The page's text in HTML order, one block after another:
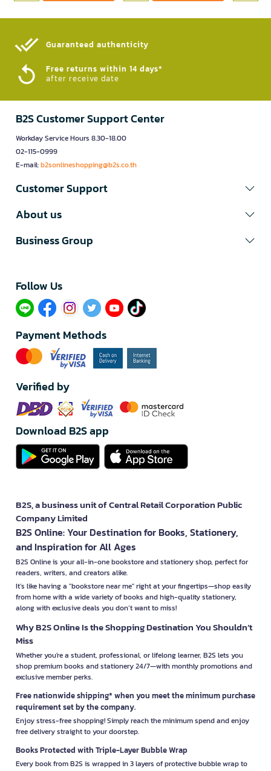
Guaranteed authenticity​
Free returns within 14 days*
after receive date
B2S Customer Support Center
Workday Service Hours 8.30-18.00
02-115-0999
E-mail:b2sonlineshopping@b2s.co.th
Customer Support
About us
Business Group
Follow Us​
Payment Methods
Verified by
Download B2S app
B2S, a business unit of Central Retail Corporation Public
Company Limited
B2S Online: Your Destination for Books, Stationery,
and Inspiration for All Ages
B2S Online is your all-in-one bookstore and stationery shop, perfect for
readers, writers, and creators alike.
It’s like having a "bookstore near me" right at your fingertips—shop easily
from home with a wide variety of books and high-quality stationery,
along with exclusive deals you don’t want to miss!
Why B2S Online Is the Shopping Destination You Shouldn’t
Miss
Whether you're a student, professional, or lifelong learner, B2S lets you
shop premium books and stationery 24/7—with monthly promotions and
exclusive member perks.
Free nationwide shipping* when you meet the minimum purchase
requirement set by the company.
Enjoy stress-free shopping! Simply reach the minimum spend and enjoy
free delivery straight to your doorstep.
Books Protected with Triple-Layer Bubble Wrap
Every book from B2S is wrapped in 3 layers of protective bubble wrap to